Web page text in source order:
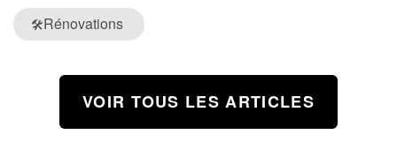
🛠️Rénovations
VOIR TOUS LES ARTICLES